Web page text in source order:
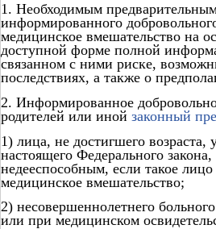
1. Необходимым
информированного
медицинское вмешательство на
доступной форме полной
связанном с ними риске,
последствиях, а также о
2. Информированное
родителей или иной законный
1) лица, не достигшего возраста,
настоящего Федерального
недееспособным, если такое
медицинское вмешательство;
2) несовершеннолетнего
или при медицинском